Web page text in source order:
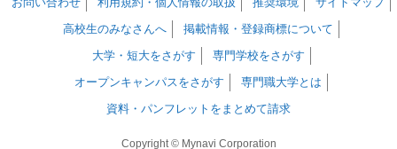
高校生のみなさんへ
掲載情報・登録商標について
大学・短大をさがす
専門学校をさがす
オープンキャンパスをさがす
専門職大学とは
資料・パンフレットをまとめて請求
Copyright © Mynavi Corporation